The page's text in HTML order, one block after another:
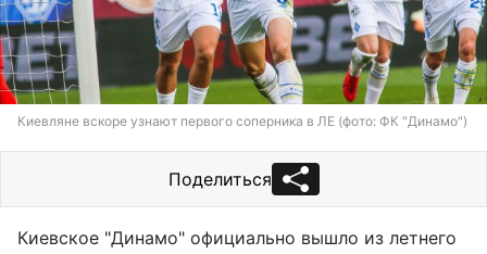
Киевляне вскоре узнают первого соперника в ЛЕ (фото: ФК "Динамо")
Поделиться
Киевское "Динамо" официально вышло из летнего